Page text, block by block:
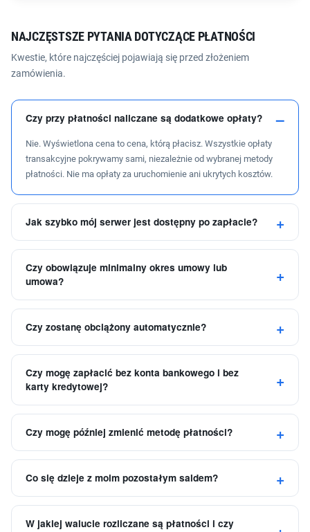
NAJCZĘSTSZE PYTANIA DOTYCZĄCE PŁATNOŚCI
Kwestie, które najczęściej pojawiają się przed złożeniem
zamówienia.
Czy przy płatności naliczane są dodatkowe opłaty?
Nie. Wyświetlona cena to cena, którą płacisz. Wszystkie opłaty
transakcyjne pokrywamy sami, niezależnie od wybranej metody
płatności. Nie ma opłaty za uruchomienie ani ukrytych kosztów.
Jak szybko mój serwer jest dostępny po zapłacie?
Czy obowiązuje minimalny okres umowy lub
umowa?
Czy zostanę obciążony automatycznie?
Czy mogę zapłacić bez konta bankowego i bez
karty kredytowej?
Czy mogę później zmienić metodę płatności?
Co się dzieje z moim pozostałym saldem?
W jakiej walucie rozliczane są płatności i czy